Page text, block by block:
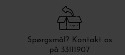
Spørgsmål? Kontakt os
på 33111907